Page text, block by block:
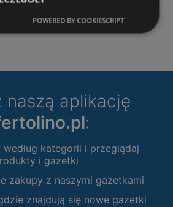
naszą aplikację
:
kategorii i przeglądaj
i gazetki
zakupy z naszymi gazetkami
znajdują się nowe gazetki
POWERED BY COOKIESCRIPT